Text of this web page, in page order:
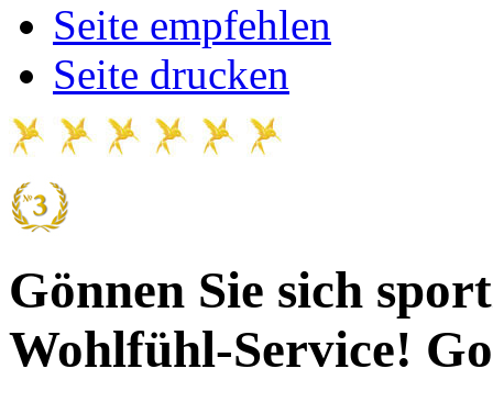
Seite empfehlen
Seite drucken
Gönnen Sie sich
Wohlfühl-Service!